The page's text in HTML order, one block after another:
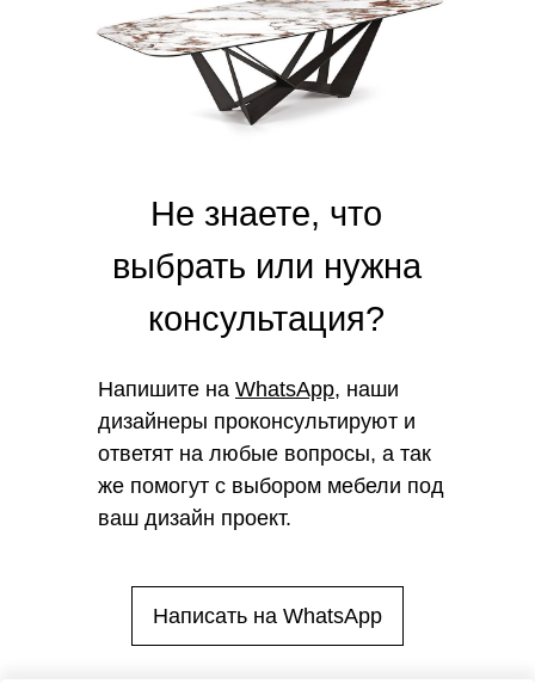
Напишите на WhatsApp, наши
дизайнеры проконсультируют и
ответят на любые вопросы, а так
же помогут с выбором мебели под
ваш дизайн проект.
Не знаете, что
выбрать или нужна
консультация?
Написать на WhatsApp